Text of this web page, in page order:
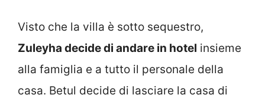
Visto che la villa è sotto sequestro,
Zuleyha decide di andare in hotel insieme
alla famiglia e a tutto il personale della
casa. Betul decide di lasciare la casa di